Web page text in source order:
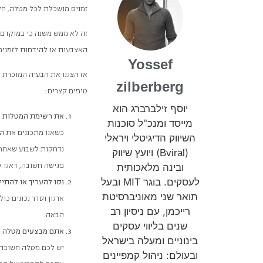
Yossef
zilberberg
יוסף זילברברג הוא
מייסד ומנכ"ל סוכנות
השיווק הדיגיטלי ויראלי
(
Bviral) ויועץ שיווק
ובינה מלאכותית
לעסקים. בוגרMIT ובעל
תואר שני מאוניברסיטת
רייכמן, עם ניסיון רב
שנים בליווי עסקים
בינוניים ומעלה בישראל
ובעולם: ניהול קמפיינים
זמנים מושכלת לכל מטלה,
זה לא ממש משנה כי במוקדם
האצבעות או להידחות
אז הצגנו את הבעיה
טיפים קצרים:
את רשימת המטלות
נדחקות לשבוע
פגישה חשובה, דאגו
נסו להעריך או
ארגון וסדר נכונים
הבאה.
אתם מבצעים מטלה
יש לכם מטלה חשובה